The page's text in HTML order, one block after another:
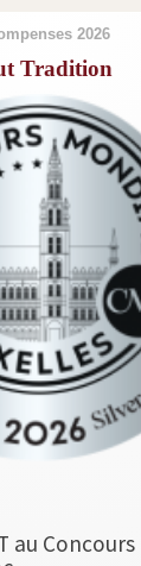
2026
Tradition
au